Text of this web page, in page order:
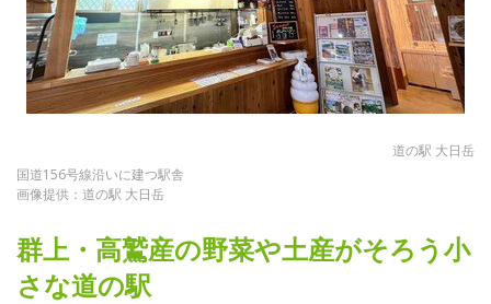
道の駅 大日岳
国道156号線沿いに建つ駅舎
画像提供：道の駅 大日岳
群上・高鷲産の野菜や土産がそろう小
さな道の駅